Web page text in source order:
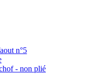
n°5
- non plié